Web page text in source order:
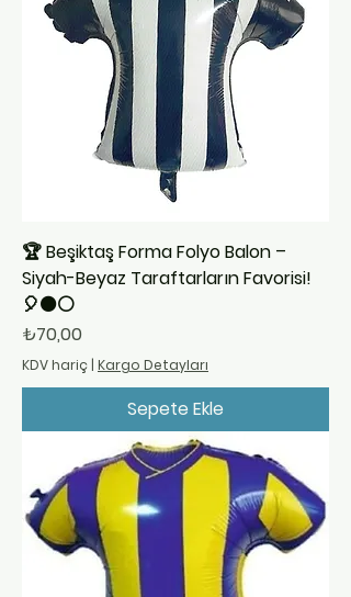
🏆 Beşiktaş Forma Folyo Balon –
Siyah-Beyaz Taraftarların Favorisi!
🎈⚫⚪
Fiyat
₺70,00
KDV hariç | Kargo Detayları
Sepete Ekle